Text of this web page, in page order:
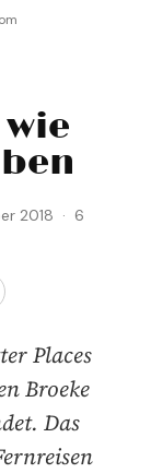
2018 · 6
Places
Broeke
Das